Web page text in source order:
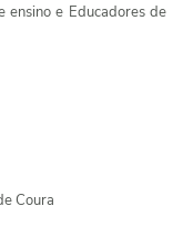
ensino e Educadores de
Coura